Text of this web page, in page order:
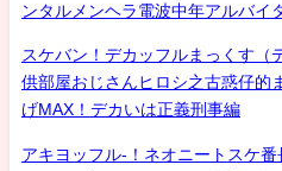
ンタルメンヘラ電波中年アルバイ
スケバン！デカッフルまっくす（
供部屋おじさんヒロシ之古惑仔的
げMAX！デカいは正義刑事編
アキヨッフル-！ネオニートスケ番